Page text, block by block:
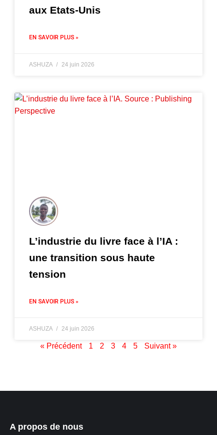
aux Etats-Unis
EN SAVOIR PLUS »
ASHUZA 24 juin 2026
L’industrie du livre face à l’IA :
une transition sous haute
tension
EN SAVOIR PLUS »
ASHUZA 24 juin 2026
« Précédent 1 2 3 4 5 Suivant »
A propos de nous